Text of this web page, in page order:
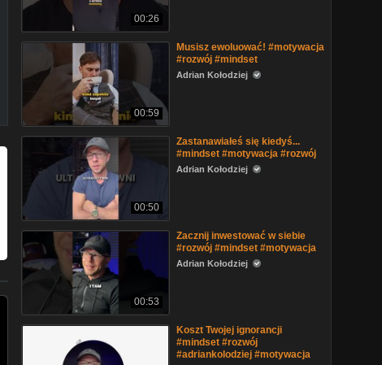
00:26
00:59
Musisz ewoluować! #motywacja
#rozwój #mindset
Adrian Kołodziej
00:50
Zastanawiałeś się kiedyś...
#mindset #motywacja #rozwój
Adrian Kołodziej
00:53
Zacznij inwestować w siebie
#rozwój #mindset #motywacja
Adrian Kołodziej
Koszt Twojej ignorancji
#mindset #rozwój
#adriankolodziej #motywacja